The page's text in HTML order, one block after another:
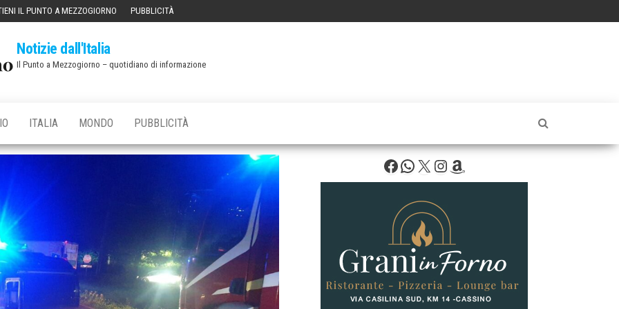
IL PUNTO A MEZZOGIORNO PUBBLICITÀ
Notizie dall'Italia
Il Punto a Mezzogiorno – quotidiano di informazione
ITALIA MONDO PUBBLICITÀ
Facebook
WhatsApp
X Instagram
Amazon